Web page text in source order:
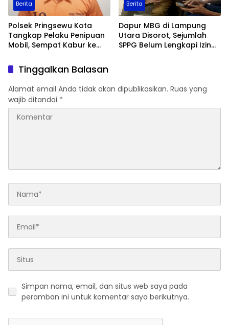
Berita
Polsek Pringsewu Kota
Tangkap Pelaku Penipuan
Mobil, Sempat Kabur ke
Berita
Dapur MBG di Lampung
Utara Disorot, Sejumlah
SPPG Belum Lengkapi Izin
Tinggalkan Balasan
Alamat email Anda tidak akan dipublikasikan. Ruas yang
wajib ditandai *
Simpan nama, email, dan situs web saya pada
peramban ini untuk komentar saya berikutnya.